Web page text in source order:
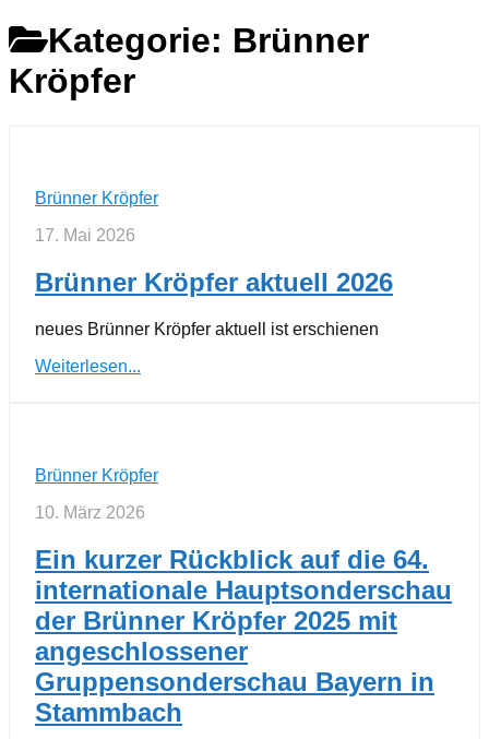
Kategorie: Brünner
Kröpfer
Brünner Kröpfer
17. Mai 2026
Brünner Kröpfer aktuell 2026
neues Brünner Kröpfer aktuell ist erschienen
Weiterlesen...
Brünner Kröpfer
10. März 2026
Ein kurzer Rückblick auf die 64.
internationale Hauptsonderschau
der Brünner Kröpfer 2025 mit
angeschlossener
Gruppensonderschau Bayern in
Stammbach